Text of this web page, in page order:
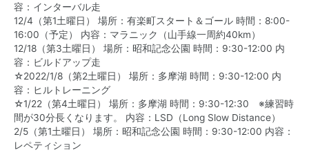
容：インターバル走
12/4（第1土曜日） 場所：有楽町スタート＆ゴール 時間：8:00-
16:00（予定） 内容：マラニック（山手線一周約40km）
12/18（第3土曜日） 場所：昭和記念公園 時間：9:30-12:00 内
容：ビルドアップ走
☆2022/1/8（第2土曜日） 場所：多摩湖 時間：9:30-12:00 内
容：ヒルトレーニング
☆1/22（第4土曜日） 場所：多摩湖 時間：9:30-12:30 ※練習時
間が30分長くなります。 内容：LSD（Long Slow Distance）
2/5（第1土曜日） 場所：昭和記念公園 時間：9:30-12:00 内容：
レペティション